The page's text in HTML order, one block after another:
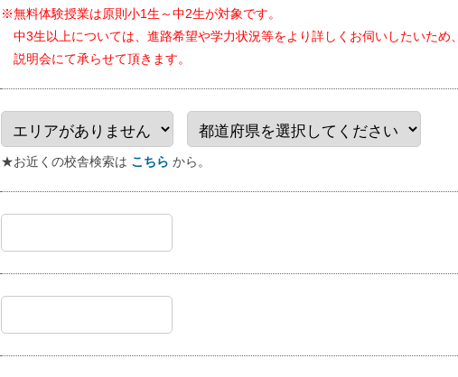
※無料体験授業は原則小1生～中2生が対象です。
中3生以上については、進路希望や学力状況等をより詳しくお伺いしたいため、
説明会にて承らせて頂きます。
★お近くの校舎検索は こちら から。